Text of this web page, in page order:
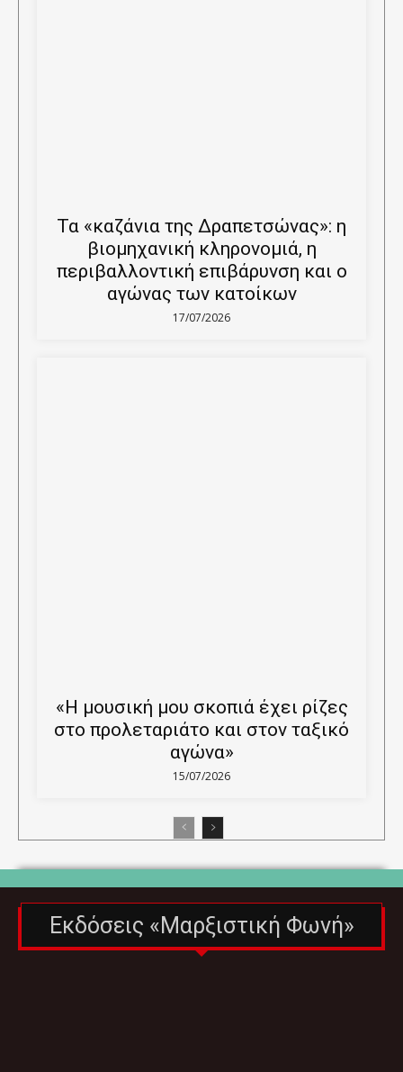
Τα «καζάνια της Δραπετσώνας»: η
βιομηχανική κληρονομιά, η
περιβαλλοντική επιβάρυνση και ο
αγώνας των κατοίκων
17/07/2026
«Η μουσική μου σκοπιά έχει ρίζες
στο προλεταριάτο και στον ταξικό
αγώνα»
15/07/2026
Εκδόσεις «Μαρξιστική Φωνή»